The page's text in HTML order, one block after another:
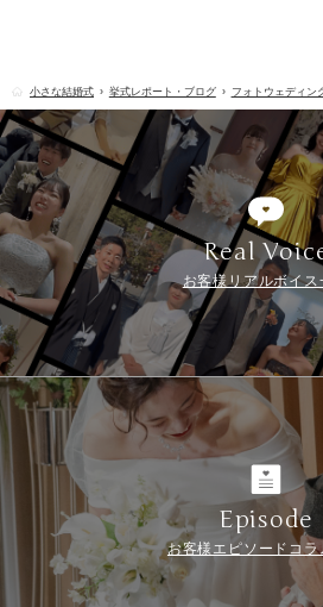
小さな結婚式 挙式レポート・ブログ フォトウェディン
Real
お客様リアルボイス
Episode
お客様エピソードコラ